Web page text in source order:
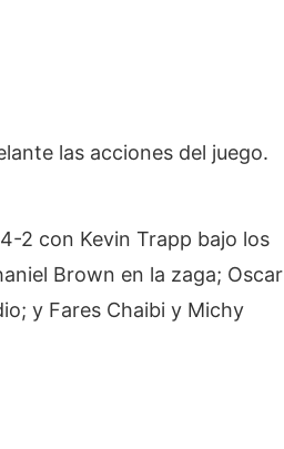
las acciones del juego.
2 con Kevin Trapp bajo los
Brown en la zaga; Oscar
y Fares Chaibi y Michy